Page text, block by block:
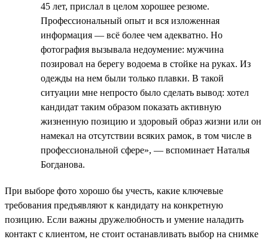
45 лет, прислал в целом хорошее резюме.
Профессиональный опыт и вся изложенная
информация — всё более чем адекватно. Но
фотография вызывала недоумение: мужчина
позировал на берегу водоема в стойке на руках. Из
одежды на нем были только плавки. В такой
ситуации мне непросто было сделать вывод: хотел
кандидат таким образом показать активную
жизненную позицию и здоровый образ жизни или он
намекал на отсутствии всяких рамок, в том числе в
профессиональной сфере», — вспоминает Наталья
Богданова.
При выборе фото хорошо бы учесть, какие ключевые
требования предъявляют к кандидату на конкретную
позицию. Если важны дружелюбность и умение наладить
контакт с клиентом, не стоит останавливать выбор на снимке